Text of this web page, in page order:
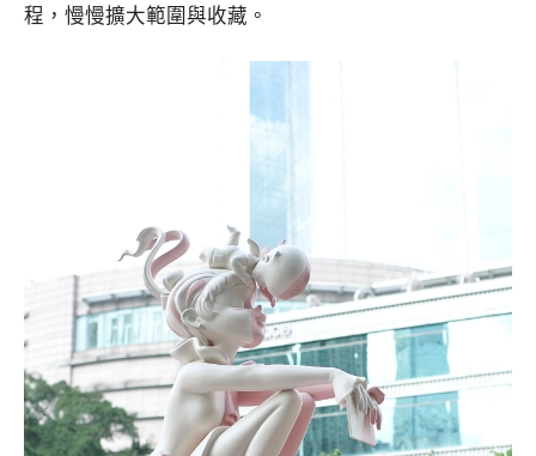
程，慢慢擴大範圍與收藏。